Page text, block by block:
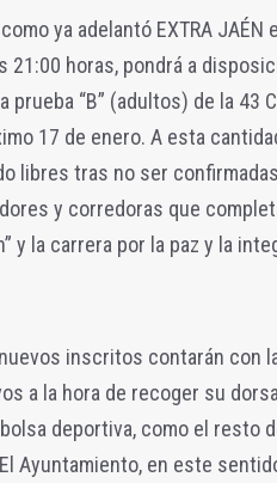
ya adelantó EXTRA JAÉN
horas, pondrá a
“B” (adultos) de la 43
17 de enero. A esta
libres tras no ser
y corredoras que
y la carrera por la paz y la
inscritos contarán con
a la hora de recoger su
deportiva, como el resto
Ayuntamiento, en este